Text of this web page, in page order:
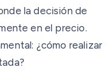
la decisión de
en el precio.
¿cómo realizar